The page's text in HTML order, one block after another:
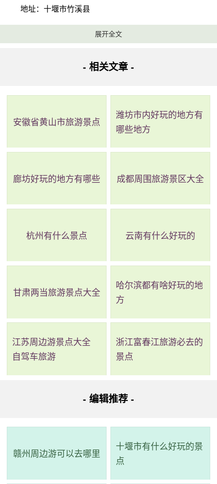
地址：十堰市竹溪县
偏头山森林公园风景旅游区的情况距离县城9公里，以国
以森林景观为主的旅游胜地。偏头山主峰最高海拔1538米，
山森林公园特色是集峰奇水秀，涧深谷幽，崖峻壁峭和人文
此之外，置身于偏头山，您还可以欣赏到美丽的森林景观，
观，如绿浪、双龙峰、三瀑布等。
地址：湖北省十堰市丹江口市龙山镇龙山咀村
丹江源出陕西省秦岭凤凰山，历史上因水质清丽而闻
展开全文
- 相关文章 -
安徽省黄山市旅游景点
潍坊市内好玩的地方有
哪些地方
廊坊好玩的地方有哪些 成都周围旅游景区大全
杭州有什么景点 云南有什么好玩的
甘肃两当旅游景点大全
哈尔滨都有啥好玩的地
方
江苏周边游景点大全
自驾车旅游
浙江富春江旅游必去的
景点
- 编辑推荐 -
赣州周边游可以去哪里
十堰市有什么好玩的景
点